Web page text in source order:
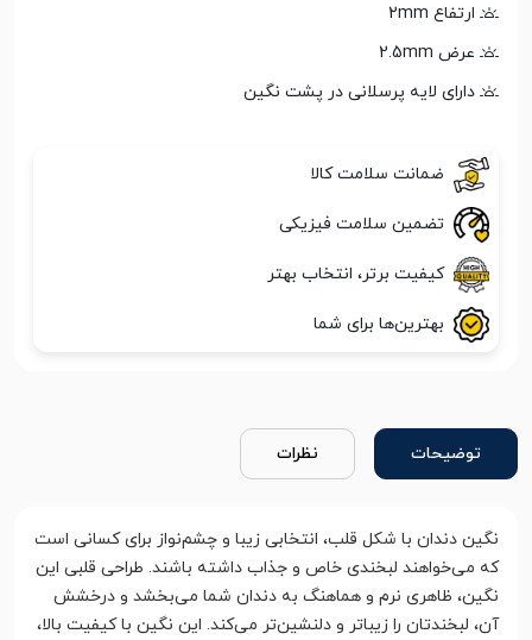
ارتفاع 2mm
عرض 2.5mm
دارای لایه پرسلانی در پشت نگین
ضمانت سلامت کالا
تضمین سلامت فیزیکی
کیفیت برتر، انتخاب بهتر
بهترین‌ها برای شما
توضیحات نظرات
نگین دندان با شکل قلب، انتخابی زیبا و چشم‌نواز برای کسانی است
که می‌خواهند لبخندی خاص و جذاب داشته باشند. طراحی قلبی این
نگین، ظاهری نرم و هماهنگ به دندان شما می‌بخشد و درخشش
آن، لبخندتان را زیباتر و دلنشین‌تر می‌کند. این نگین با کیفیت بالا،